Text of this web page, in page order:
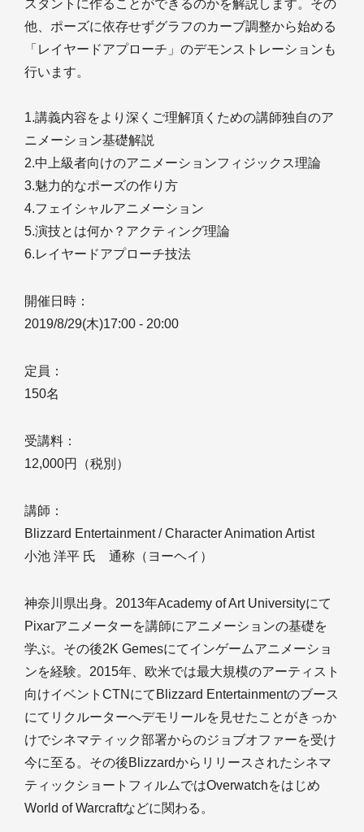
スタントに作ることができるのかを解説します。その
他、ポーズに依存せずグラフのカーブ調整から始める
「レイヤードアプローチ」のデモンストレーションも
行います。
1.講義内容をより深くご理解頂くための講師独自のア
ニメーション基礎解説
2.中上級者向けのアニメーションフィジックス理論
3.魅力的なポーズの作り方
4.フェイシャルアニメーション
5.演技とは何か？アクティング理論
6.レイヤードアプローチ技法
開催日時：
2019/8/29(木)17:00 - 20:00
定員：
150名
受講料：
12,000円（税別）
講師：
Blizzard Entertainment / Character Animation Artist
小池 洋平 氏 通称（ヨーヘイ）
神奈川県出身。2013年Academy of Art Universityにて
Pixarアニメーターを講師にアニメーションの基礎を
学ぶ。その後2K Gemesにてインゲームアニメーショ
ンを経験。2015年、欧米では最大規模のアーティスト
向けイベントCTNにてBlizzard Entertainmentのブース
にてリクルーターへデモリールを見せたことがきっか
けでシネマティック部署からのジョブオファーを受け
今に至る。その後Blizzardからリリースされたシネマ
ティックショートフィルムではOverwatchをはじめ
World of Warcraftなどに関わる。